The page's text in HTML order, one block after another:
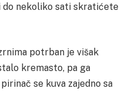
do nekoliko sati skratićete
potrban je višak
kremasto, pa ga
se kuva zajedno sa